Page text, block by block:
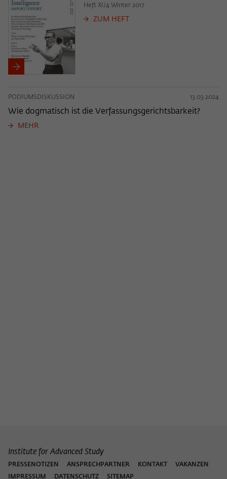
Heft XI/4 Winter 2017
ZUM HEFT
PODIUMSDISKUSSION 13.03.2024
Wie dogmatisch ist die Verfassungsgerichtsbarkeit?
MEHR
Institute for Advanced Study
PRESSENOTIZEN ANSPRECHPARTNER KONTAKT
VAKANZEN
IMPRESSUM
DATENSCHUTZ SITEMAP